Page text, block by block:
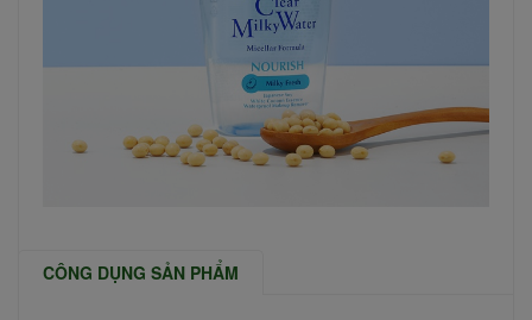
CÔNG DỤNG SẢN PHẨM